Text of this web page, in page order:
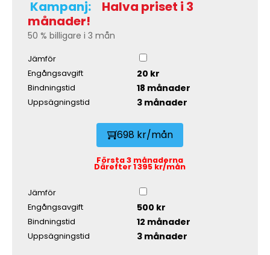
Kampanj:
Halva priset i 3
månader!
50 % billigare i 3 mån
Jämför
Engångsavgift
20 kr
Bindningstid 18 månader
Uppsägningstid 3 månader
698 kr/mån
Första 3 månaderna
Därefter 1 395 kr/mån
Jämför
Engångsavgift
500 kr
Bindningstid 12 månader
Uppsägningstid 3 månader